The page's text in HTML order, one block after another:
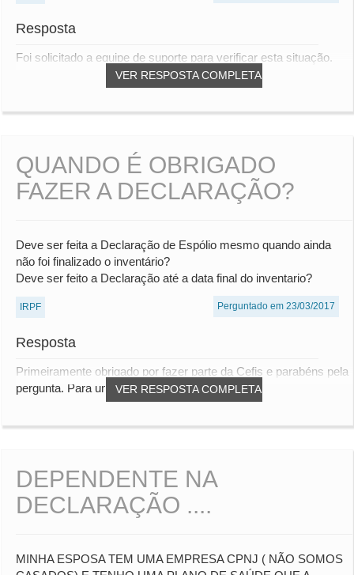
Resposta
VER RESPOSTA COMPLETA
Foi solicitado a equipe de suporte para verificar esta situação.
QUANDO É OBRIGADO
FAZER A DECLARAÇÃO?
Deve ser feita a Declaração de Espólio mesmo quando ainda
não foi finalizado o inventário?
Deve ser feito a Declaração até a data final do inventario?
IRPF Perguntado em 23/03/2017
Resposta
VER RESPOSTA COMPLETA
Primeiramente obrigado por fazer parte da Cefis e parabéns pela
pergunta. Para uma melhor compreensã...
DEPENDENTE NA
DECLARAÇÃO ....
MINHA ESPOSA TEM UMA EMPRESA CPNJ ( NÃO SOMOS